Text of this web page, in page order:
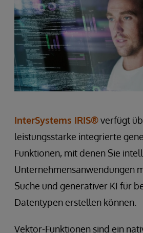
InterSystems IRIS®verfügt
leistungsstarke integrierte
Funktionen, mit denen Sie
Unternehmensanwendungen
Suche und generativer KI für
Datentypen erstellen können.
Vektor-Funktionen sind ein